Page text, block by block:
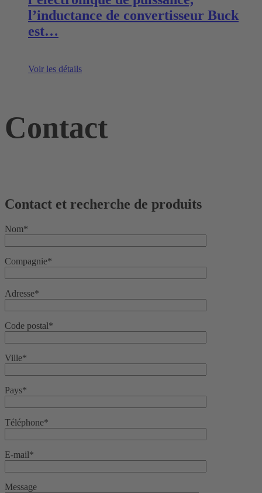
l’inductance de convertisseur Buck
est…
Voir les détails
Contact
Contact et recherche de produits
Nom*
Compagnie*
Adresse*
Code postal*
Ville*
Pays*
Téléphone*
E-mail*
Message